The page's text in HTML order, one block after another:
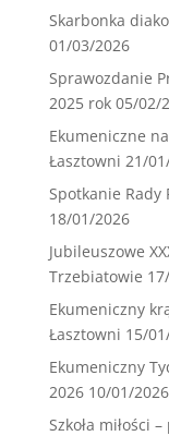
Skarbonka
01/03/2026
Sprawozdanie
2025 rok 05/02/
Ekumeniczne
Łasztowni 21/
Spotkanie Rady
18/01/2026
Jubileuszowe
Trzebiatowie
Ekumeniczny
Łasztowni 15/
Ekumeniczny
2026 10/01/2026
Szkoła miłości